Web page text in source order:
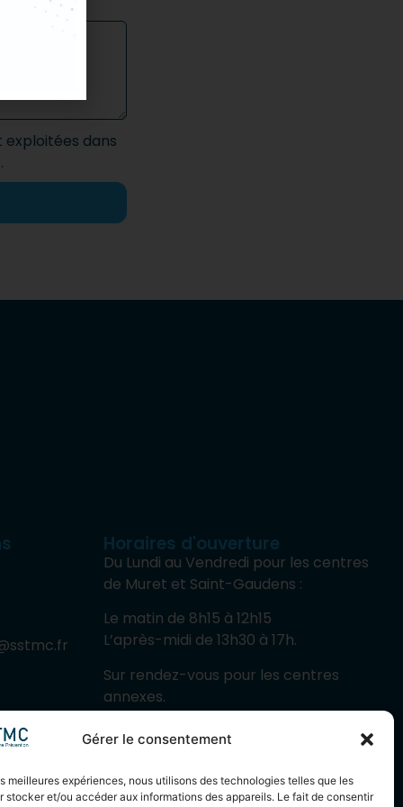
Gérer le consentement
meilleures expériences, nous utilisons des technologies telles que les
stocker et/ou accéder aux informations des appareils. Le fait de consentir
dans
Horaires d'ouverture
Du Lundi au Vendredi pour les centres
de Muret et Saint-Gaudens :
Le matin de 8h15 à 12h15
L’après-midi de 13h30 à 17h.
Sur rendez-vous pour les centres
annexes.